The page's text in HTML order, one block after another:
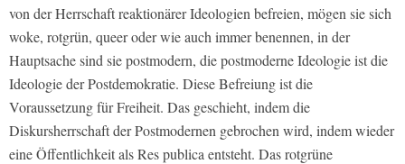
von der Herrschaft reaktionärer Ideologien befreien, mögen sie sich
woke, rotgrün, queer oder wie auch immer benennen, in der
Hauptsache sind sie postmodern, die postmoderne Ideologie ist die
Ideologie der Postdemokratie. Diese Befreiung ist die
Voraussetzung für Freiheit. Das geschieht, indem die
Diskursherrschaft der Postmodernen gebrochen wird, indem wieder
eine Öffentlichkeit als Res publica entsteht. Das rotgrüne